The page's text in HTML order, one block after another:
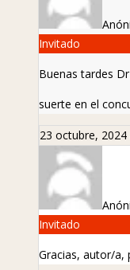
Invitado
Buenas tardes
suerte en el
23 octubre, 2024
Invitado
Gracias, autor/a,